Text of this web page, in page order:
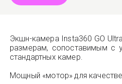
Экшн-камера Insta360 GO
размерам, сопоставимым с
стандартных камер.
Мощный «мотор» для